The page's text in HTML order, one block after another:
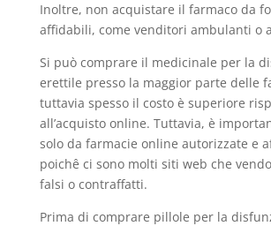
Inoltre, non acquistare il farmaco da
affidabili, come venditori ambulanti o
Si può comprare il medicinale per la
erettile presso la maggior parte delle
tuttavia spesso il costo è superiore
all’acquisto online. Tuttavia, è
solo da farmacie online autorizzate e
poichê ci sono molti siti web che
falsi o contraffatti.
Prima di comprare pillole per la